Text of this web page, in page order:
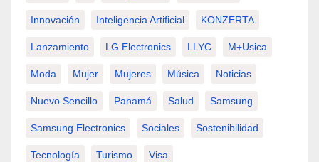
Innovación Inteligencia Artificial KONZERTA
Lanzamiento LG Electronics LLYC M+usica
Moda Mujer Mujeres Música Noticias
Nuevo Sencillo Panamá Salud Samsung
Samsung Electronics Sociales Sostenibilidad
Tecnología Turismo Visa